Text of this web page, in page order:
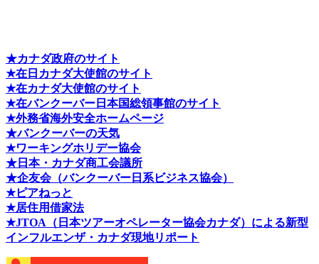
★カナダ政府のサイト
★在日カナダ大使館のサイト
★在カナダ大使館のサイト
★在バンクーバー日本国総領事館のサイト
★外務省海外安全ホームページ
★バンクーバーの天気
★ワーキングホリデー協会
★日本・カナダ商工会議所
★企友会（バンクーバー日系ビジネス協会）
★ピアねっと
★居住用借家法
★JTOA（日本ツアーオペレーター協会カナダ）による新型
インフルエンザ・カナダ現地リポート